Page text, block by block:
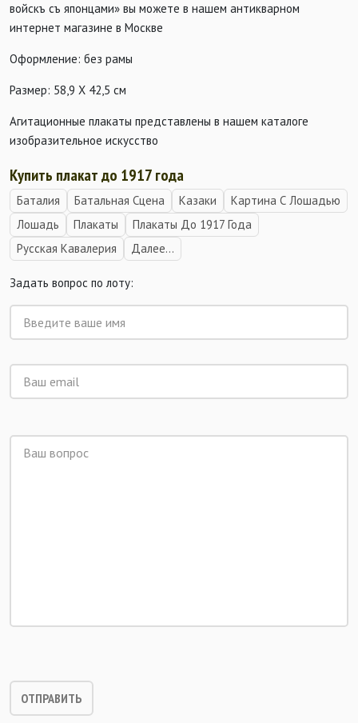
войскъ съ японцами» вы можете в нашем антикварном
интернет магазине в Москве
Оформление: без рамы
Размер: 58,9 Х 42,5 см
Агитационные плакаты представлены в нашем каталоге
изобразительное искусство
Купить плакат до 1917 года
Баталия Батальная Сцена Казаки
Картина С Лошадью
Лошадь
Плакаты
Плакаты До 1917 Года
Русская Кавалерия
Далее...
Задать вопрос по лоту: